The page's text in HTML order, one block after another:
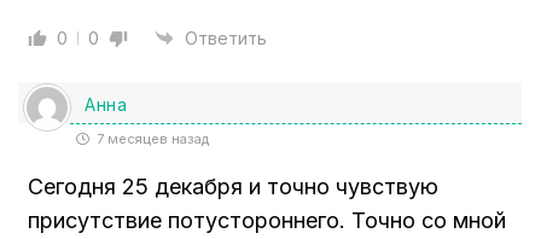
0 0 Ответить
Анна
7 месяцев назад
Сегодня 25 декабря и точно чувствую
присутствие потустороннего. Точно со мной